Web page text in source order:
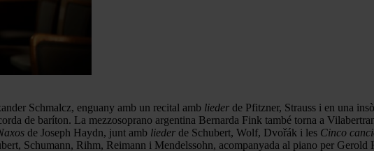
Schmalcz, enguany amb un recital amb lieder de Pfitzner, Strauss i en una
de baríton. La mezzosoprano argentina Bernarda Fink també torna a
de Joseph Haydn, junt amb lieder de Schubert, Wolf, Dvořák i les Cinco
Schumann, Rihm, Reimann i Mendelssohn, acompanyada al piano per